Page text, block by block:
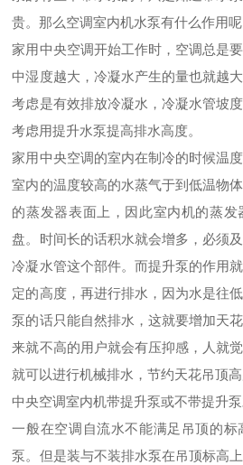
贵。那么空调室内机水泵有什么作用
家用中央空调开始工作时，空调总是
中湿度越大，冷凝水产生的量也就越
考虑是有效排放冷凝水，冷凝水管坡
考虑用提升水泵提高排水高度。
家用中央空调的室内在制冷的时候温
室内的温度较高的水蒸气于到低温物
的蒸发器表面上，因此室内机的蒸发
盘。时间长的话积水就会增多，必须
冷凝水管这个部件。而提升泵的作用
定的高度，再进行排水，因为水是往
泵的话只能自然排水，这就要增加天
来就不高的用户就会有压抑感，人就
就可以进行机械排水，节约天花吊顶高
中央空调室内机带提升泵或不带提升
一般在空调自流水不能满足吊顶的标
泵。但是装与不装排水泵在吊顶标高